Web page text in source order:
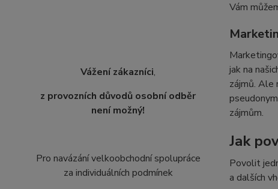
Vážení zákazníci,
z provozních důvodů osobní odběr
není možný!
Pro navázání velkoobchodní spolupráce
za individuálních podmínek
Vám
jak na
zájmů. Ale
zájmům.
Jak
Povolit
a dalších